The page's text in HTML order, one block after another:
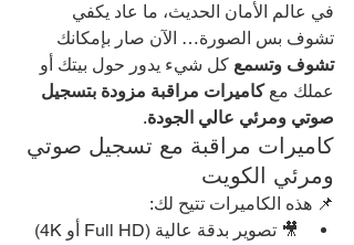
في عالم الأمان الحديث، ما عاد يكفي
تشوف بس الصورة… الآن صار بإمكانك
تشوف وتسمع كل شيء يدور حول بيتك أو
عملك مع كاميرات مراقبة مزودة بتسجيل
صوتي ومرئي عالي الجودة.
كاميرات مراقبة مع تسجيل صوتي
ومرئي الكويت
📌 هذه الكاميرات تتيح لك:
🎥 تصوير بدقة عالية (Full HD أو 4K)